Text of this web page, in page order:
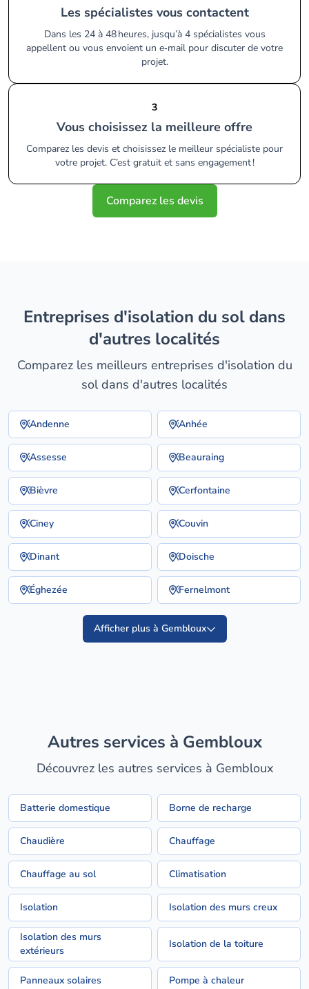
Les spécialistes vous contactent
Dans les 24 à 48 heures, jusqu’à 4 spécialistes vous
appellent ou vous envoient un e‑mail pour discuter de votre
projet.
3
Vous choisissez la meilleure offre
Comparez les devis et choisissez le meilleur spécialiste pour
votre projet. C’est gratuit et sans engagement !
Comparez les devis
entreprises d'isolation du sol dans
d'autres localités
Comparez les meilleurs entreprises d'isolation du
sol dans d'autres localités
Andenne Anhée
Assesse Beauraing
Bièvre Cerfontaine
Ciney Couvin
Dinant Doische
Éghezée Fernelmont
Afficher plus à Gembloux
Autres services à Gembloux
Découvrez les autres services à Gembloux
Batterie domestique Borne de recharge
Chaudière Chauffage
Chauffage au sol Climatisation
Isolation Isolation des murs creux
Isolation des murs
extérieurs
Isolation de la toiture
Panneaux solaires Pompe à chaleur